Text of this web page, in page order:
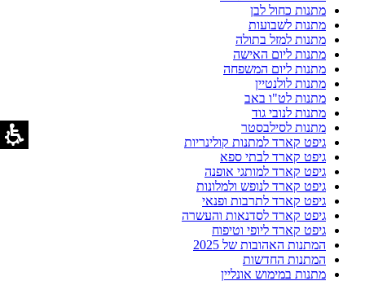
מתנות כחול לבן
מתנות לשבועות
מתנות למזל בתולה
מתנות ליום האישה
מתנות ליום המשפחה
מתנות לולנטיין
מתנות לט"ו באב
מתנות לנובי גוד
מתנות לסילבסטר
גיפט קארד למתנות קולינריות
גיפט קארד לבתי ספא
גיפט קארד למותגי אופנה
גיפט קארד לנופש ולמלונות
גיפט קארד לתרבות ופנאי
גיפט קארד לסדנאות והעשרה
גיפט קארד ליופי וטיפוח
המתנות האהובות של 2025
המתנות החדשות
מתנות במימוש אונליין